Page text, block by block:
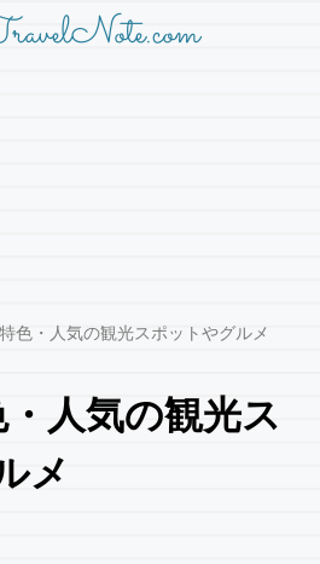
色・人気の観光スポットやグルメ
人気の観光ス
メ